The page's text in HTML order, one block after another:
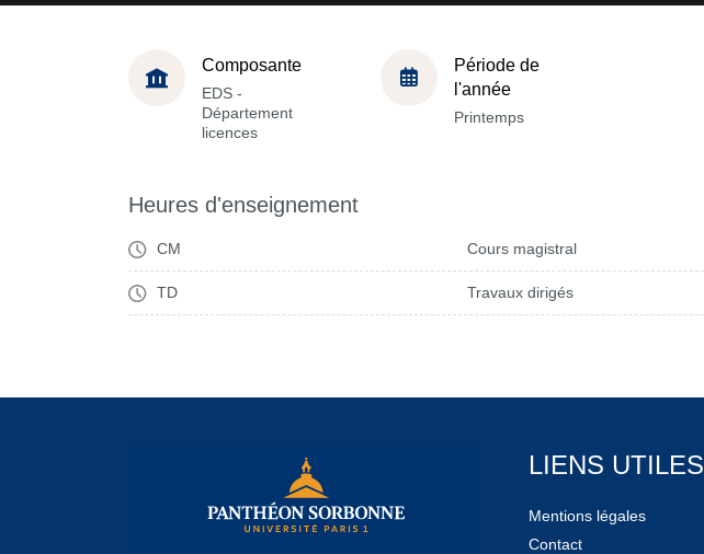
Composante
EDS -
Département
licences
Période de
l'année
Printemps
Heures d'enseignement
CM Cours magistral
TD Travaux dirigés
LIENS UTILES
Mentions légales
Contact